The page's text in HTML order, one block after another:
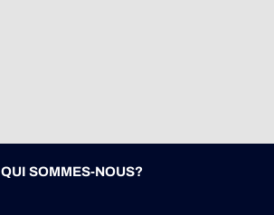
QUI SOMMES-NOUS?